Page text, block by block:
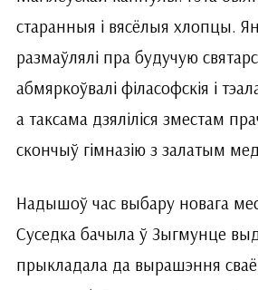
старанныя і вясёлыя хлопцы.
размаўлялі пра будучую
абмяркоўвалі філасофскія і
а таксама дзяліліся зместам
скончыў гімназію з залатым
Надышоў час выбару новага
Суседка бачыла ў Зыгмунце
прыкладала да вырашэння